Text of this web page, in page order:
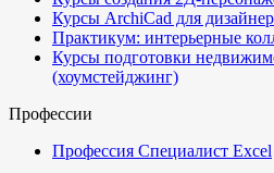
Курсы ArchiCad для
Практикум: интерьерные
Курсы подготовки
(хоумстейджинг)
Профессии
Профессия Специалист Excel